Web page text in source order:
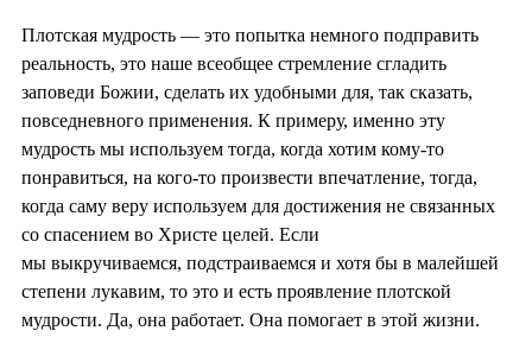
Плотская мудрость — это попытка немного подправить
реальность, это наше всеобщее стремление сгладить
заповеди Божии, сделать их удобными для, так сказать,
повседневного применения. К примеру, именно эту
мудрость мы используем тогда, когда хотим кому-то
понравиться, на кого-то произвести впечатление, тогда,
когда саму веру используем для достижения не связанных
со спасением во Христе целей. Если
мы выкручиваемся, подстраиваемся и хотя бы в малейшей
степени лукавим, то это и есть проявление плотской
мудрости. Да, она работает. Она помогает в этой жизни.